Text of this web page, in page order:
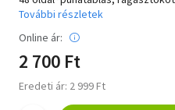
További részletek
Online ár:
2 700 Ft
Eredeti ár: 2 999 Ft